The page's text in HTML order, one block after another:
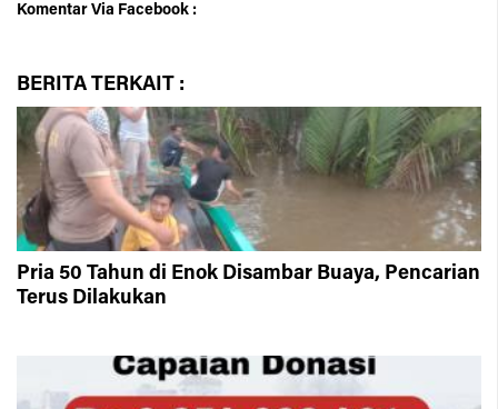
Komentar Via Facebook :
BERITA TERKAIT :
Pria 50 Tahun di Enok Disambar Buaya, Pencarian
Terus Dilakukan